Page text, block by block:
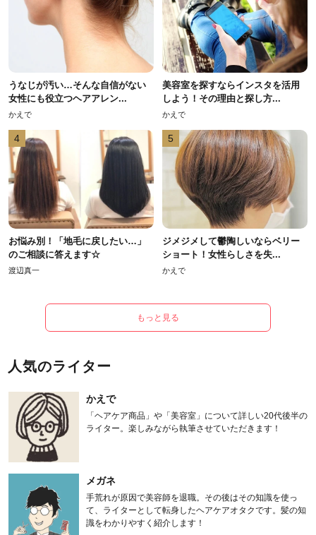
うなじが汚い…そんな自信がない
女性にも役立つヘアアレン...
かえで
美容室を探すならインスタを活用
しよう！その理由と探し方...
かえで
4
お悩み別！「地毛に戻したい…」
のご相談に答えます☆
渡辺真一
5
ジメジメして鬱陶しいならベリー
ショート！女性らしさを失...
かえで
もっと見る
人気のライター
かえで
「ヘアケア商品」や「美容室」について詳しい20代後半の
ライター。楽しみながら執筆させていただきます！
メガネ
手荒れが原因で美容師を退職。その後はその知識を使っ
て、ライターとして転身したヘアケアオタクです。髪の知
識をわかりやすく紹介します！